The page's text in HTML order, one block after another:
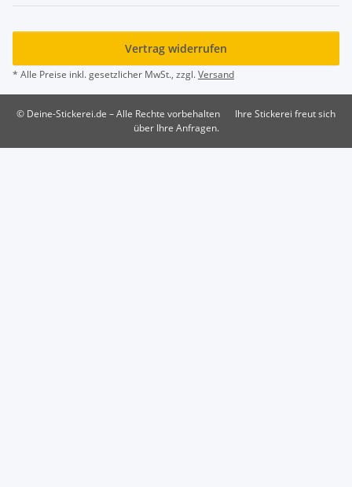
Vertrag widerrufen
* Alle Preise inkl. gesetzlicher MwSt., zzgl.Versand
© Deine-Stickerei.de – Alle Rechte vorbehalten
Ihre Stickerei freut sich
über Ihre Anfragen.